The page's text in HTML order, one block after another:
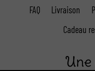
FAQ Livraison
Cadeau
Une